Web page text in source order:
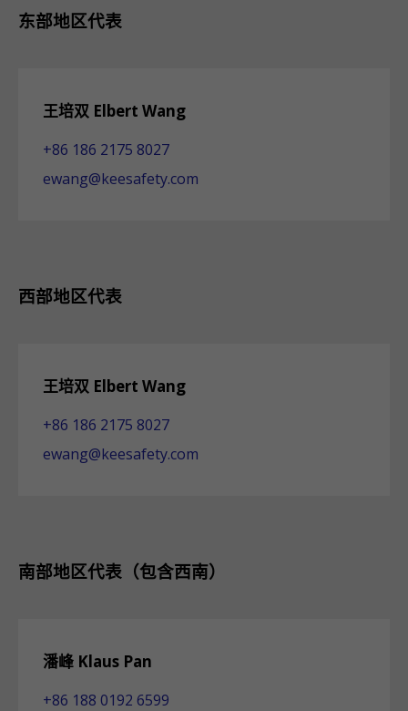
东部地区代表
王培双 Elbert Wang
+86 186 2175 8027
ewang@keesafety.com
西部地区代表
王培双 Elbert Wang
+86 186 2175 8027
ewang@keesafety.com
南部地区代表（包含西南）
潘峰 Klaus Pan
+86 188 0192 6599